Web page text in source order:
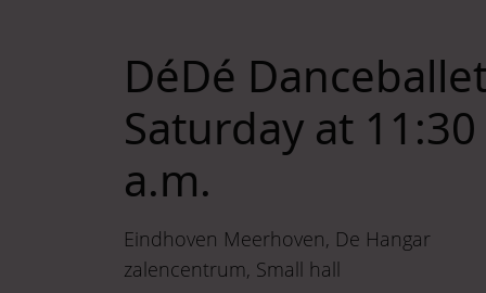
DéDé
Saturday at 11:30
a.m.
Eindhoven Meerhoven De Hangar
zalencentrum Small hall